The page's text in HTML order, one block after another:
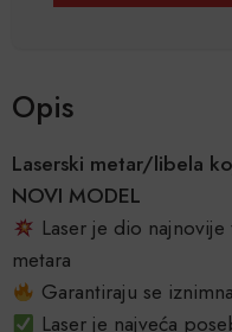
Opis
Laserski metar/libela
NOVI MODEL
Laser je dio
metara
Garantiraju se
Laser je najveća